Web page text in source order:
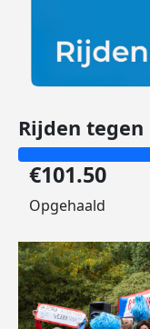
Rijden tegen
€101.50
Opgehaald